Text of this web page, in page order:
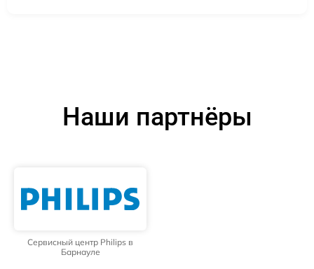
Наши партнёры
Сервисный центр Philips в
Барнауле